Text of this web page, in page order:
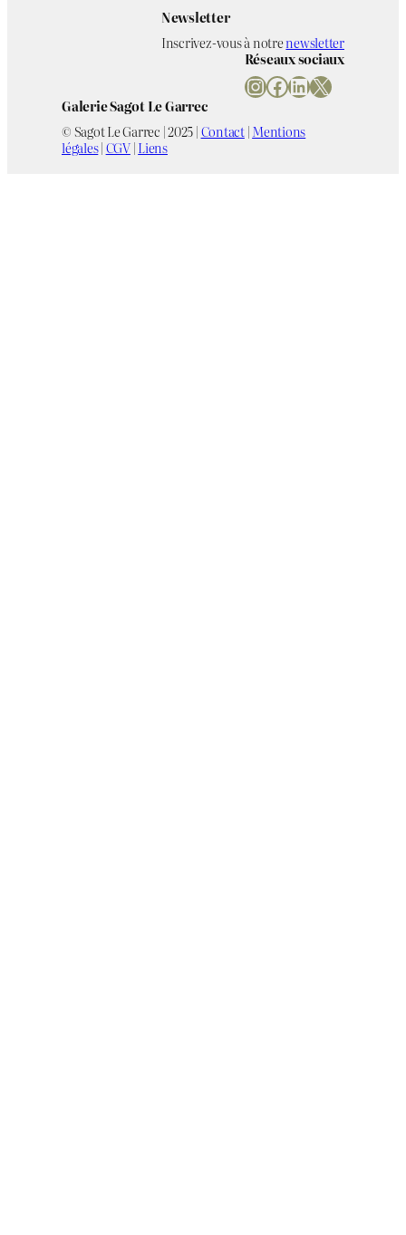
Newsletter
Inscrivez-vous à notrenewsletter
Réseaux sociaux
InstagramFacebook LinkedIn X
Galerie Sagot Le Garrec
© Sagot Le Garrec | 2025 |Contact|Mentions
légales|CGV|Liens